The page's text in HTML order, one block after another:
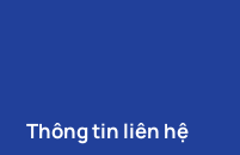
Thông tin liên hệ